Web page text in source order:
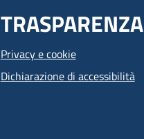
TRASPARENZA
Privacy e cookie
Dichiarazione di accessibilità